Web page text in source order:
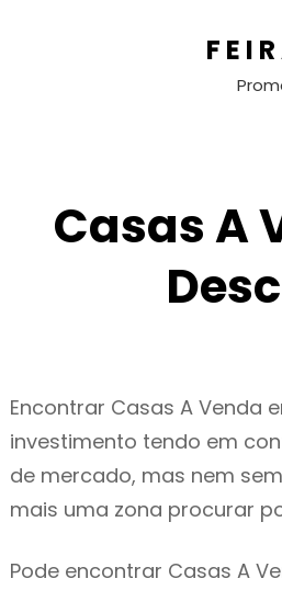
Casas A
Encontrar Casas A Venda
investimento tendo em
de mercado, mas nem
mais uma zona procurar
Pode encontrar Casas A